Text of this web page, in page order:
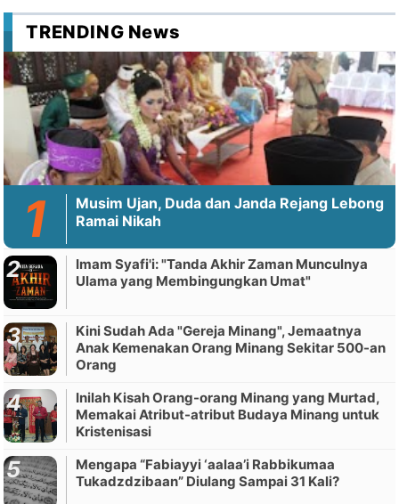
TRENDING News
Musim Ujan, Duda dan Janda Rejang Lebong
Ramai Nikah
Imam Syafi'i: "Tanda Akhir Zaman Munculnya
Ulama yang Membingungkan Umat"
Kini Sudah Ada "Gereja Minang", Jemaatnya
Anak Kemenakan Orang Minang Sekitar 500-an
Orang
Inilah Kisah Orang-orang Minang yang Murtad,
Memakai Atribut-atribut Budaya Minang untuk
Kristenisasi
Mengapa “Fabiayyi ‘aalaa’i Rabbikumaa
Tukadzdzibaan” Diulang Sampai 31 Kali?